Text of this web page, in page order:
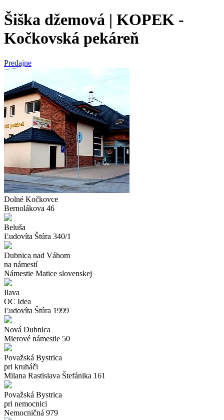
Šiška džemová | KOPEK -
Kočkovská pekáreň
Predajne
Dolné Kočkovce
Bernolákova 46
Beluša
Ľudovíta Štúra 340/1
Dubnica nad Váhom
na námestí
Námestie Matice slovenskej
Ilava
OC Idea
Ľudovíta Štúra 1999
Nová Dubnica
Mierové námestie 50
Považská Bystrica
pri kruháči
Milana Rastislava Štefánika 161
Považská Bystrica
pri nemocnici
Nemocničná 979